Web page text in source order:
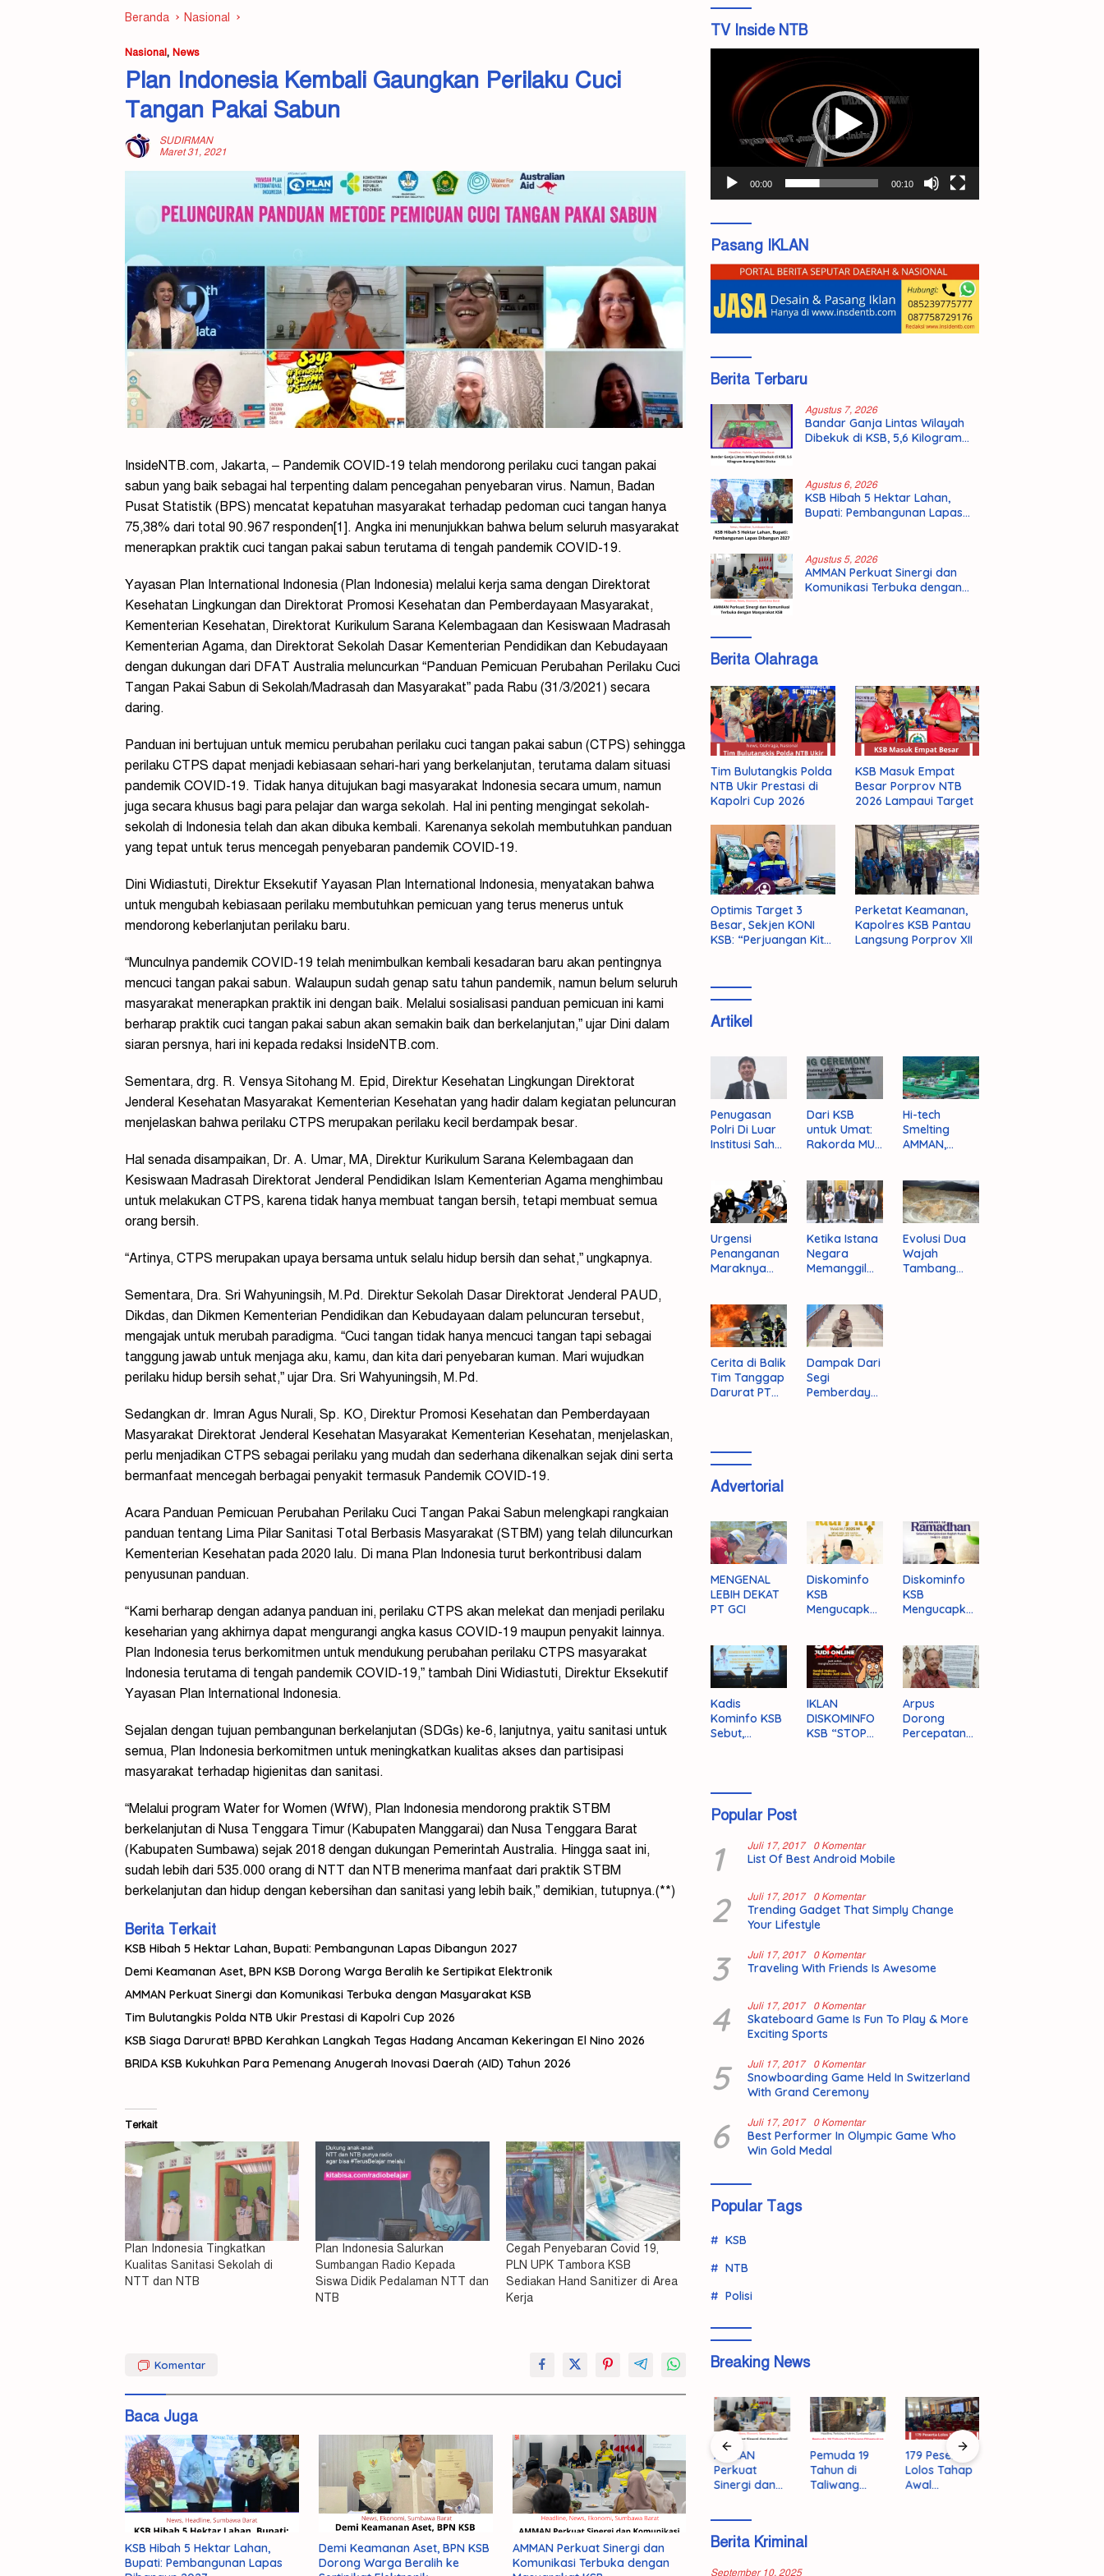
Beranda Nasional
Nasional, News
Plan Indonesia Kembali Gaungkan Perilaku Cuci
Tangan Pakai Sabun
SUDIRMAN
Maret 31, 2021
InsideNTB.com, Jakarta, – Pandemik COVID-19 telah mendorong perilaku cuci tangan pakai
sabun yang baik sebagai hal terpenting dalam pencegahan penyebaran virus. Namun, Badan
Pusat Statistik (BPS) mencatat kepatuhan masyarakat terhadap pedoman cuci tangan hanya
75,38% dari total 90.967 responden[1]. Angka ini menunjukkan bahwa belum seluruh masyarakat
menerapkan praktik cuci tangan pakai sabun terutama di tengah pandemik COVID-19.
Yayasan Plan International Indonesia (Plan Indonesia) melalui kerja sama dengan Direktorat
Kesehatan Lingkungan dan Direktorat Promosi Kesehatan dan Pemberdayaan Masyarakat,
Kementerian Kesehatan, Direktorat Kurikulum Sarana Kelembagaan dan Kesiswaan Madrasah
Kementerian Agama, dan Direktorat Sekolah Dasar Kementerian Pendidikan dan Kebudayaan
dengan dukungan dari DFAT Australia meluncurkan “Panduan Pemicuan Perubahan Perilaku Cuci
Tangan Pakai Sabun di Sekolah/Madrasah dan Masyarakat” pada Rabu (31/3/2021) secara
daring.
Panduan ini bertujuan untuk memicu perubahan perilaku cuci tangan pakai sabun (CTPS) sehingga
perilaku CTPS dapat menjadi kebiasaan sehari-hari yang berkelanjutan, terutama dalam situasi
pandemik COVID-19. Tidak hanya ditujukan bagi masyarakat Indonesia secara umum, namun
juga secara khusus bagi para pelajar dan warga sekolah. Hal ini penting mengingat sekolah-
sekolah di Indonesia telah dan akan dibuka kembali. Karenanya sekolah membutuhkan panduan
yang tepat untuk terus mencegah penyebaran pandemik COVID-19.
Dini Widiastuti, Direktur Eksekutif Yayasan Plan International Indonesia, menyatakan bahwa
untuk mengubah kebiasaan perilaku membutuhkan pemicuan yang terus menerus untuk
mendorong keberlanjutan perilaku baru.
“Munculnya pandemik COVID-19 telah menimbulkan kembali kesadaran baru akan pentingnya
mencuci tangan pakai sabun. Walaupun sudah genap satu tahun pandemik, namun belum seluruh
masyarakat menerapkan praktik ini dengan baik. Melalui sosialisasi panduan pemicuan ini kami
berharap praktik cuci tangan pakai sabun akan semakin baik dan berkelanjutan,” ujar Dini dalam
siaran persnya, hari ini kepada redaksi InsideNTB.com.
Sementara, drg. R. Vensya Sitohang M. Epid, Direktur Kesehatan Lingkungan Direktorat
Jenderal Kesehatan Masyarakat Kementerian Kesehatan yang hadir dalam kegiatan peluncuran
menjelaskan bahwa perilaku CTPS merupakan perilaku kecil berdampak besar.
Hal senada disampaikan, Dr. A. Umar, MA, Direktur Kurikulum Sarana Kelembagaan dan
Kesiswaan Madrasah Direktorat Jenderal Pendidikan Islam Kementerian Agama menghimbau
untuk melakukan CTPS, karena tidak hanya membuat tangan bersih, tetapi membuat semua
orang bersih.
“Artinya, CTPS merupakan upaya bersama untuk selalu hidup bersih dan sehat,” ungkapnya.
Sementara, Dra. Sri Wahyuningsih, M.Pd. Direktur Sekolah Dasar Direktorat Jenderal PAUD,
Dikdas, dan Dikmen Kementerian Pendidikan dan Kebudayaan dalam peluncuran tersebut,
mengajak untuk merubah paradigma. “Cuci tangan tidak hanya mencuci tangan tapi sebagai
tanggung jawab untuk menjaga aku, kamu, dan kita dari penyebaran kuman. Mari wujudkan
perilaku hidup bersih sehat,” ujar Dra. Sri Wahyuningsih, M.Pd.
Sedangkan dr. Imran Agus Nurali, Sp. KO, Direktur Promosi Kesehatan dan Pemberdayaan
Masyarakat Direktorat Jenderal Kesehatan Masyarakat Kementerian Kesehatan, menjelaskan,
perlu menjadikan CTPS sebagai perilaku yang mudah dan sederhana dikenalkan sejak dini serta
bermanfaat mencegah berbagai penyakit termasuk Pandemik COVID-19.
Acara Panduan Pemicuan Perubahan Perilaku Cuci Tangan Pakai Sabun melengkapi rangkaian
panduan tentang Lima Pilar Sanitasi Total Berbasis Masyarakat (STBM) yang telah diluncurkan
Kementerian Kesehatan pada 2020 lalu. Di mana Plan Indonesia turut berkontribusi dalam
penyusunan panduan.
“Kami berharap dengan adanya panduan ini, perilaku CTPS akan melekat dan menjadi perilaku
keseharian yang akhirnya dapat mengurangi angka kasus COVID-19 maupun penyakit lainnya.
Plan Indonesia terus berkomitmen untuk mendukung perubahan perilaku CTPS masyarakat
Indonesia terutama di tengah pandemik COVID-19,” tambah Dini Widiastuti, Direktur Eksekutif
Yayasan Plan International Indonesia.
Sejalan dengan tujuan pembangunan berkelanjutan (SDGs) ke-6, lanjutnya, yaitu sanitasi untuk
semua, Plan Indonesia berkomitmen untuk meningkatkan kualitas akses dan partisipasi
masyarakat terhadap higienitas dan sanitasi.
“Melalui program Water for Women (WfW), Plan Indonesia mendorong praktik STBM
berkelanjutan di Nusa Tenggara Timur (Kabupaten Manggarai) dan Nusa Tenggara Barat
(Kabupaten Sumbawa) sejak 2018 dengan dukungan Pemerintah Australia. Hingga saat ini,
sudah lebih dari 535.000 orang di NTT dan NTB menerima manfaat dari praktik STBM
berkelanjutan dan hidup dengan kebersihan dan sanitasi yang lebih baik,” demikian, tutupnya.(**)
Berita Terkait
KSB Hibah 5 Hektar Lahan, Bupati: Pembangunan Lapas Dibangun 2027
Demi Keamanan Aset, BPN KSB Dorong Warga Beralih ke Sertipikat Elektronik
AMMAN Perkuat Sinergi dan Komunikasi Terbuka dengan Masyarakat KSB
Tim Bulutangkis Polda NTB Ukir Prestasi di Kapolri Cup 2026
KSB Siaga Darurat! BPBD Kerahkan Langkah Tegas Hadang Ancaman Kekeringan El Nino 2026
BRIDA KSB Kukuhkan Para Pemenang Anugerah Inovasi Daerah (AID) Tahun 2026
Terkait
Plan Indonesia Tingkatkan
Kualitas Sanitasi Sekolah di
NTT dan NTB
Plan Indonesia Salurkan
Sumbangan Radio Kepada
Siswa Didik Pedalaman NTT dan
NTB
Cegah Penyebaran Covid 19,
PLN UPK Tambora KSB
Sediakan Hand Sanitizer di Area
Kerja
Kembali
Plan
Komentar
Baca Juga
KSB Hibah 5 Hektar Lahan,
Bupati: Pembangunan Lapas
Demi Keamanan Aset, BPN KSB
Dorong Warga Beralih ke
AMMAN Perkuat Sinergi dan
Komunikasi Terbuka dengan
TV Inside NTB
00:00 00:10
Pasang IKLAN
Berita Terbaru
Agustus 7, 2026
Bandar Ganja Lintas Wilayah
Dibekuk di KSB, 5,6 Kilogram
Agustus 6, 2026
KSB Hibah 5 Hektar Lahan,
Bupati: Pembangunan Lapas
Agustus 5, 2026
AMMAN Perkuat Sinergi dan
Komunikasi Terbuka dengan
Berita Olahraga
Tim Bulutangkis Polda
NTB Ukir Prestasi di
Kapolri Cup 2026
KSB Masuk Empat
Besar Porprov NTB
2026 Lampaui Target
Optimis Target 3
Besar, Sekjen KONI
KSB: “Perjuangan Kita
Perketat Keamanan,
Kapolres KSB Pantau
Langsung Porprov XII
Artikel
Penugasan
Polri Di Luar
Institusi Sah
Hukum
Administrasi
Negara
Dari KSB
untuk Umat:
Rakorda MUI
Kebangkitan
Moral Para
Ulama
Hi-tech
Smelting
AMMAN,
Rajai
Produsen
Tembaga
Dunia
Urgensi
Penanganan
Maraknya
Sumbawa
Barat
Ketika Istana
Negara
Memanggil
Evolusi Dua
Wajah
Tambang
Cerita di Balik
Tim Tanggap
Darurat PT
Dampak Dari
Segi
Pemberdaya
Advertorial
MENGENAL
LEBIH DEKAT
PT GCI
Diskominfo
KSB
Mengucapka
Idul Fitri 1446
H/2025 M
Diskominfo
KSB
Mengucapka
Ibadah Puasa
1446 H/2025
M
Kadis
Kominfo KSB
Sebut,
IKLAN
DISKOMINFO
KSB “STOP
Arpus
Dorong
Percepatan
Popular Post
1 Juli 17, 2017 0 Komentar
List Of Best Android Mobile
2 Juli 17, 2017 0 Komentar
Trending Gadget That Simply Change
Your Lifestyle
3 Juli 17, 2017 0 Komentar
Traveling With Friends Is Awesome
4 Juli 17, 2017 0 Komentar
Skateboard Game Is Fun To Play & More
Exciting Sports
5 Juli 17, 2017 0 Komentar
Snowboarding Game Held In Switzerland
With Grand Ceremony
6 Juli 17, 2017 0 Komentar
Best Performer In Olympic Game Who
Win Gold Medal
Popular Tags
KSB
NTB
Polisi
Breaking News
Misteri
Kematian
Mahasiswi
Unram
Terkuak,
Pelaku
Pembunuhan
NDR
Polisi Ringkus
Kurir Ganja
Antarprovinsi
di Pasaman
Barat
Pemda KSB
Terbuka
pada Kritik
untuk
Evaluasi
Kinerja
Bandar
Ganja Lintas
Wilayah
Dibekuk di
KSB, 5,6
Kilogram
Barang Bukti
Disita
KSB Hibah 5
Hektar
Lahan,
Bupati:
Pembanguna
n Lapas
Dibangun
2027
AMMAN
Perkuat
Sinergi dan
Masyarakat
Pemuda 19
Tahun di
Taliwang
Dugaan
179 Peserta
Lolos Tahap
Awal
Berita Kriminal
September 10, 2025